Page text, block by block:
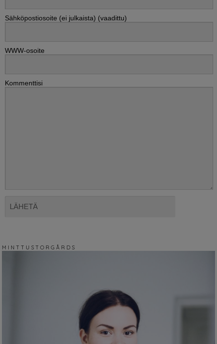
Sähköpostiosoite (ei julkaista) (vaadittu)
WWW-osoite
Kommenttisi
M I N T T U S T O R G Å R D S